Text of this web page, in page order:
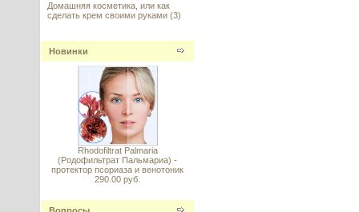
СОД (Супероксиддисмутаза
стабилизированная), Италия
---------
Многопрофильный агент для
создания мицеллярной воды
(PEG-6 caprylic/capric glycerides)
---------
Домашняя косметика, или как
сделать крем своими руками (3)
Новинки
Rhodofiltrat Palmaria
(Родофильтрат Пальмариа) -
протектор псориаза и венотоник
290.00 руб.